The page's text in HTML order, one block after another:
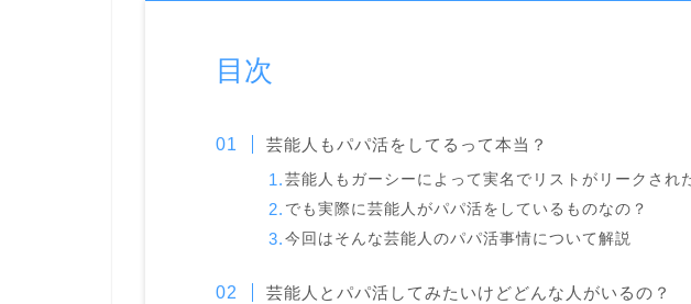
目次
芸能人もパパ活をしてるって本当？
芸能人もガーシーによって実名でリストがリークされ
でも実際に芸能人がパパ活をしているものなの？
今回はそんな芸能人のパパ活事情について解説
芸能人とパパ活してみたいけどどんな人がいるの？